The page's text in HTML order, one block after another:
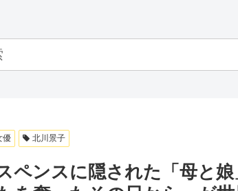
優 北川景子
ペンスに隠された「母と